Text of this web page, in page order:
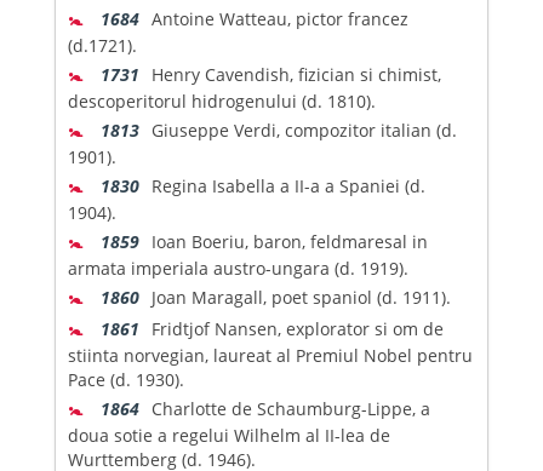
🚼 1684 Antoine Watteau, pictor francez
(d.1721).
🚼 1731
Henry Cavendish, fizician si chimist,
descoperitorul hidrogenului (d. 1810).
🚼 1813 Giuseppe Verdi, compozitor italian (d.
1901).
🚼 1830 Regina Isabella a II-a a Spaniei (d.
1904).
🚼 1859 Ioan Boeriu, baron, feldmaresal in
armata imperiala austro-ungara (d. 1919).
🚼 1860 Joan Maragall, poet spaniol (d. 1911).
🚼 1861
Fridtjof Nansen, explorator si om de
stiinta norvegian, laureat al Premiul Nobel pentru
Pace (d. 1930).
🚼 1864 Charlotte de Schaumburg-Lippe, a
doua sotie a regelui Wilhelm al II-lea de
Wurttemberg (d. 1946).